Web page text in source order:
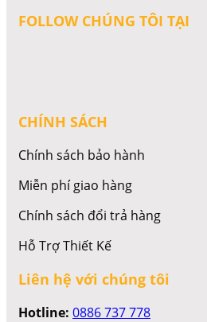
FOLLOW CHÚNG TÔI TẠI
CHÍNH SÁCH
Chính sách bảo hành
Miễn phí giao hàng
Chính sách đổi trả hàng
Hỗ Trợ Thiết Kế
Liên hệ với chúng tôi
Hotline: 0886 737 778